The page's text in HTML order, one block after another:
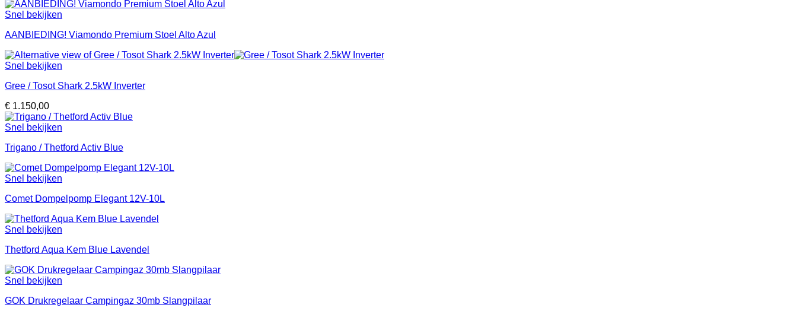
Snel bekijken
AANBIEDING! Viamondo Premium Stoel Alto Azul
Snel bekijken
Gree / Tosot Shark 2.5kW Inverter
€ 1.150,00
Snel bekijken
Trigano / Thetford Activ Blue
Snel bekijken
Comet Dompelpomp Elegant 12V-10L
Snel bekijken
Thetford Aqua Kem Blue Lavendel
Snel bekijken
GOK Drukregelaar Campingaz 30mb Slangpilaar